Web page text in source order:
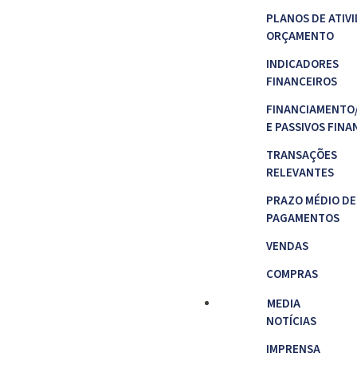
PLANOS DE
ORÇAMENTO
INDICADORES
FINANCEIROS
E PASSIVOS
TRANSAÇÕES
RELEVANTES
PRAZO MÉDIO DE
PAGAMENTOS
VENDAS
COMPRAS
MEDIA
NOTÍCIAS
IMPRENSA